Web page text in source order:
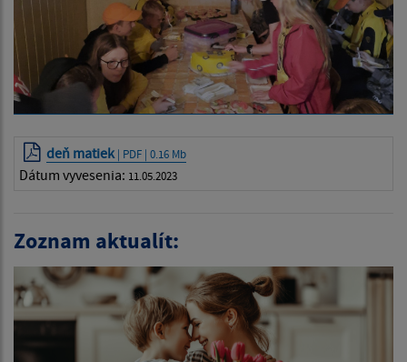
deň matiek | PDF | 0.16 Mb
Dátum vyvesenia: 11.05.2023
Zoznam aktualít: